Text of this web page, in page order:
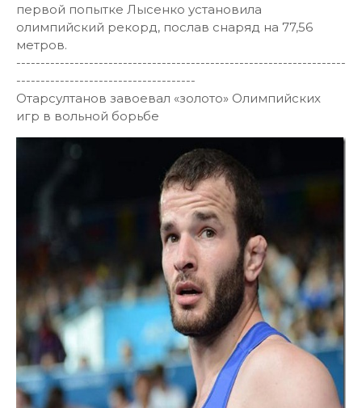
первой попытке Лысенко установила
олимпийский рекорд, послав снаряд на 77,56
метров.
--------------------------------------------------------------------
-------------------------------------
Отарсултанов завоевал «золото» Олимпийских
игр в вольной борьбе